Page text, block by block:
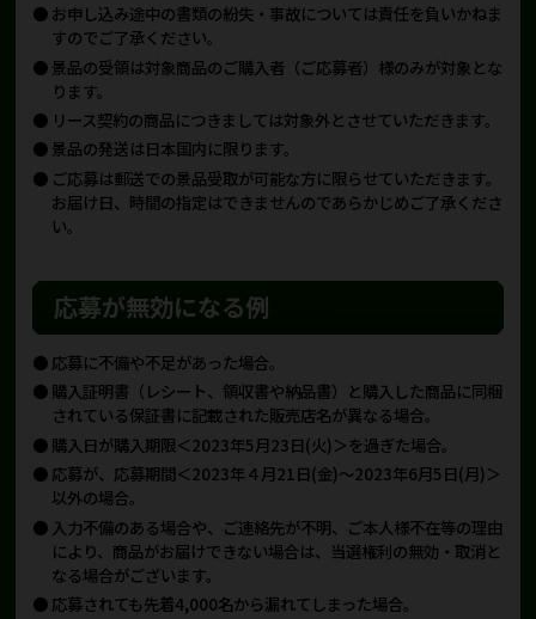
お申し込み途中の書類の紛失・事故については責任を負いかねま
すのでご了承ください。
景品の受領は対象商品のご購入者（ご応募者）様のみが対象とな
ります。
リース契約の商品につきましては対象外とさせていただきます。
景品の発送は日本国内に限ります。
ご応募は郵送での景品受取が可能な方に限らせていただきます。
お届け日、時間の指定はできませんのであらかじめご了承くださ
い。
応募が無効になる例
応募に不備や不足があった場合。
購入証明書（レシート、領収書や納品書）と購入した商品に同梱
されている保証書に記載された販売店名が異なる場合。
購入日が購入期限＜2023年5月23日(火)＞を過ぎた場合。
応募が、応募期間＜2023年４月21日(金)～2023年6月5日(月)＞
以外の場合。
入力不備のある場合や、ご連絡先が不明、ご本人様不在等の理由
により、商品がお届けできない場合は、当選権利の無効・取消と
なる場合がございます。
応募されても先着4,000名から漏れてしまった場合。